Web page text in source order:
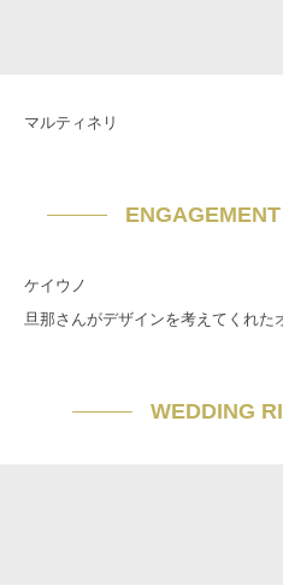
マルティネリ
ケイウノ
旦那さんがデザインを考えてくれた
WEDDING